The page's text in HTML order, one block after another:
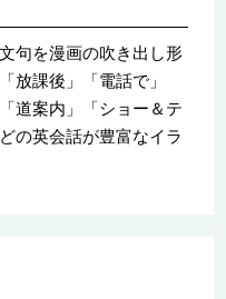
句を漫画の吹き出し形
放課後」「電話で」
道案内」「ショー＆テ
の英会話が豊富なイラ